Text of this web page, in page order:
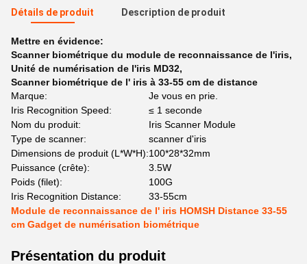
Détails de produit Description de produit
Mettre en évidence:
Scanner biométrique du module de reconnaissance de l'iris,
Unité de numérisation de l'iris MD32,
Scanner biométrique de l' iris à 33-55 cm de distance
Marque:
Je vous en prie.
Iris Recognition Speed:
≤ 1 seconde
Nom du produit:
Iris Scanner Module
Type de scanner:
scanner d'iris
Dimensions de produit (L*W*H):100*28*32mm
Puissance (crête):
3.5W
Poids (filet):
100G
Iris Recognition Distance:
33-55cm
Module de reconnaissance de l' iris HOMSH Distance 33-55
cm Gadget de numérisation biométrique
Présentation du produit